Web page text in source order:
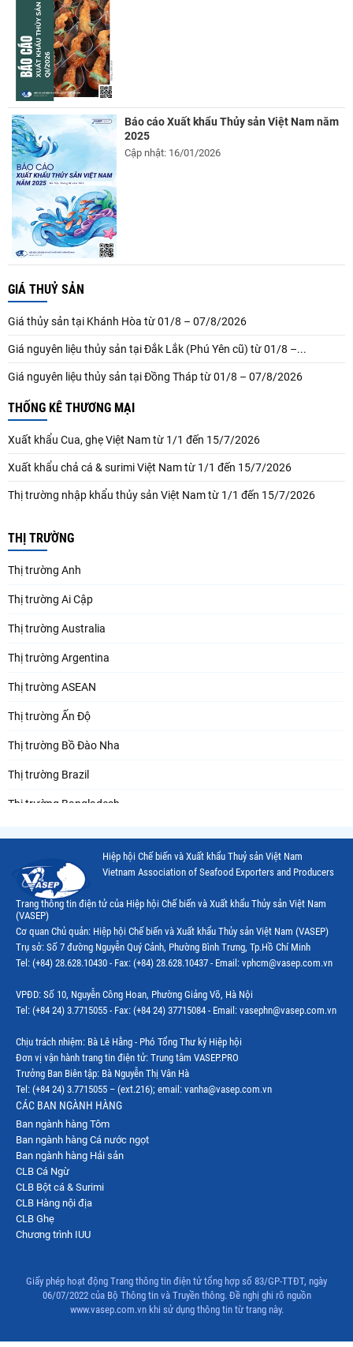
Báo cáo Xuất khẩu Thủy sản Việt Nam năm
2025
Cập nhật: 16/01/2026
GIÁ THUỶ SẢN
Giá thủy sản tại Khánh Hòa từ 01/8 – 07/8/2026
Giá nguyên liệu thủy sản tại Đắk Lắk (Phú Yên cũ) từ 01/8 –...
Giá nguyên liệu thủy sản tại Đồng Tháp từ 01/8 – 07/8/2026
THỐNG KÊ THƯƠNG MẠI
Xuất khẩu Cua, ghẹ Việt Nam từ 1/1 đến 15/7/2026
Xuất khẩu chả cá & surimi Việt Nam từ 1/1 đến 15/7/2026
Thị trường nhập khẩu thủy sản Việt Nam từ 1/1 đến 15/7/2026
THỊ TRƯỜNG
Thị trường Anh
Thị trường Ai Cập
Thị trường Australia
Thị trường Argentina
Thị trường ASEAN
Thị trường Ấn Độ
Thị trường Bồ Đào Nha
Thị trường Brazil
Thị trường Bangladesh
Thị trường Canada
Thị trường Ecuador
Thị trường EU
Thị trường Indonesia
Thị trường Mỹ
Thị trường Nga
Thị trường Hàn Quốc
Thị trường Nhật Bản
Thị trường Thái Lan
Thị trường Trung Quốc
Thị trường Philippines
Thị trường Tây Ban Nha
Thị trường thủy sản khác
Hiệp hội Chế biến và Xuất khẩu Thuỷ sản Việt Nam
Vietnam Association of Seafood Exporters and Producers
Trang thông tin điện tử của Hiệp hội Chế biến và Xuất khẩu Thủy sản Việt Nam
(VASEP)
Cơ quan Chủ quản: Hiệp hội Chế biến và Xuất khẩu Thủy sản Việt Nam (VASEP)
Trụ sở: Số 7 đường Nguyễn Quý Cảnh, Phường Bình Trưng, Tp.Hồ Chí Minh
Tel: (+84) 28.628.10430 - Fax: (+84) 28.628.10437 - Email: vphcm@vasep.com.vn
VPĐD: Số 10, Nguyễn Công Hoan, Phường Giảng Võ, Hà Nội
Tel: (+84 24) 3.7715055 - Fax: (+84 24) 37715084 - Email: vasephn@vasep.com.vn
Chịu trách nhiệm: Bà Lê Hằng - Phó Tổng Thư ký Hiệp hội
Đơn vị vận hành trang tin điện tử: Trung tâm VASEP.PRO
Trưởng Ban Biên tập: Bà Nguyễn Thị Vân Hà
Tel: (+84 24) 3.7715055 – (ext.216); email: vanha@vasep.com.vn
CÁC BAN NGÀNH HÀNG
Ban ngành hàng Tôm
Ban ngành hàng Cá nước ngọt
Ban ngành hàng Hải sản
CLB Cá Ngừ
CLB Bột cá & Surimi
CLB Hàng nội địa
CLB Ghẹ
Chương trình IUU
Giấy phép hoạt động Trang thông tin điện tử tổng hợp số 83/GP-TTĐT, ngày
06/07/2022 của Bộ Thông tin và Truyền thông. Đề nghị ghi rõ nguồn
www.vasep.com.vn khi sử dụng thông tin từ trang này.